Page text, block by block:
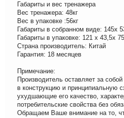
Габариты и вес тренажера
Вес тренажера: 48кг
Вес в упаковке :56кг
Габариты в собранном виде: 145х
Габариты в упаковке: 121 х 43,5х
Страна производитель: Китай
Гарантия: 18 месяцев
Примечание:
Производитель оставляет за
в конструкцию и принципиальную
ухудшающие его качество,
потребительские свойства без
Обращаем Ваше внимание на то,